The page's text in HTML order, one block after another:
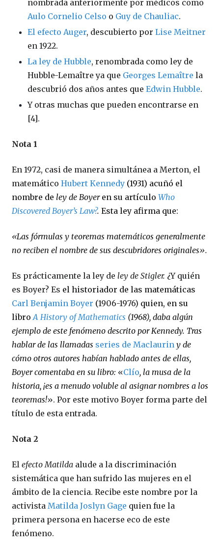
nombrada anteriormente por médicos como
Aulo Cornelio Celso o Guy de Chauliac.
El efecto Auger, descubierto por Lise Meitner
en 1922.
La ley de Hubble, renombrada como ley de
Hubble-Lemaître ya que Georges Lemaître la
descubrió dos años antes que Edwin Hubble.
Y otras muchas que pueden encontrarse en
[4].
Nota 1
En 1972, casi de manera simultánea a Merton, el
matemático Hubert Kennedy (1931) acuñó el
nombre de ley de Boyeren su artículo Who
Discovered Boyer’s Law?. Esta ley afirma que:
«Las fórmulas y teoremas matemáticos generalmente
no reciben el nombre de sus descubridores originales».
Es prácticamente la ley de ley de Stigler. ¿Y quién
es Boyer? Es el historiador de las matemáticas
Carl Benjamin Boyer (1906-1976) quien, en su
libroA History of Mathematics (1968), daba algún
ejemplo de este fenómeno descrito por Kennedy. Tras
hablar de las llamadas series de Maclaurin y de
cómo otros autores habían hablado antes de ellas,
Boyer comentaba en su libro: «Clío, la musa de la
historia, ¡es a menudo voluble al asignar nombres a los
teoremas!». Por este motivo Boyer forma parte del
título de esta entrada.
Nota 2
El efecto Matilda alude a la discriminación
sistemática que han sufrido las mujeres en el
ámbito de la ciencia. Recibe este nombre por la
activista Matilda Joslyn Gage quien fue la
primera persona en hacerse eco de este
fenómeno.